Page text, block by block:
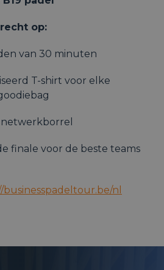
op:
van 30 minuten
T-shirt voor elke
finale voor de beste teams
businesspadeltour.be/nl